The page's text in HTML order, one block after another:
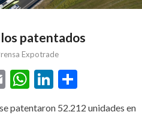
patentados
Expotrade
EmailWhatsApp
LinkedIn
patentaron 52.212 unidades en